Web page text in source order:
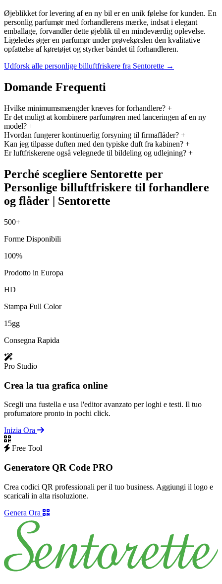
Øjeblikket for levering af en ny bil er en unik følelse for kunden. En
personlig parfumør med forhandlerens mærke, indsat i elegant
emballage, forvandler dette øjeblik til en mindeværdig oplevelse.
Ligeledes øger en parfumør under prøvekørslen den kvalitative
opfattelse af køretøjet og styrker båndet til forhandleren.
Udforsk alle personlige billuftfriskere fra Sentorette →
Domande Frequenti
Hvilke minimumsmængder kræves for forhandlere? +
Er det muligt at kombinere parfumøren med lanceringen af ​​en ny
model? +
Hvordan fungerer kontinuerlig forsyning til firmaflåder? +
Kan jeg tilpasse duften med den typiske duft fra kabinen? +
Er luftfriskerene også velegnede til bildeling og udlejning? +
Perché scegliere Sentorette per
Personlige billuftfriskere til forhandlere
og flåder | Sentorette
500+
Forme Disponibili
100%
Prodotto in Europa
HD
Stampa Full Color
15gg
Consegna Rapida
Pro Studio
Crea la tua grafica online
Scegli una fustella e usa l'editor avanzato per loghi e testi. Il tuo
profumatore pronto in pochi click.
Inizia Ora
Free Tool
Generatore QR Code PRO
Crea codici QR professionali per il tuo business. Aggiungi il logo e
scaricali in alta risoluzione.
Genera Ora